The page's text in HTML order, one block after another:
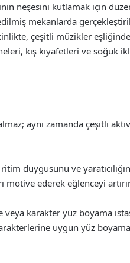
neşesini kutlamak için
mekanlarda
çeşitli müzikler
kış kıyafetleri ve soğuk
aynı zamanda çeşitli
duygusunu ve
motive ederek eğlenceyi
veya karakter yüz boyama
uygun yüz